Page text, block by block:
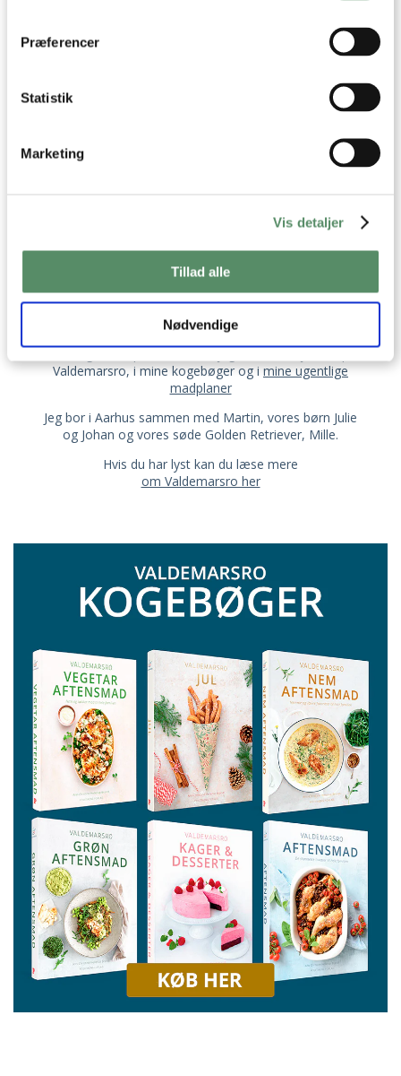
Præferencer
Statistik
Marketing
Vis detaljer
Tillad alle
Nødvendige
OM VALDEMARSRO
Jeg hedder Ann-Christine, og det er mig der står
bag opskrifterne her på Valdemarsro.
Jeg elsker at lave mad og finde på nye lækre,
Valdemarsro, i mine kogebøger og imine ugentlige
madplaner
Jeg bor i Aarhus sammen med Martin, vores børn Julie
og Johan og vores søde Golden Retriever, Mille.
Hvis du har lyst kan du læse mere
om Valdemarsro her